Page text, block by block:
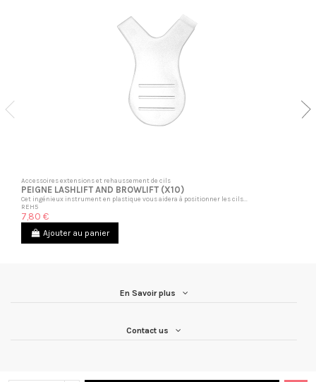
Accessoires extensions et rehaussement de cils
PEIGNE LASHLIFT AND BROWLIFT (X10)
Cet ingénieux instrument en plastique vous aidera à positionner les cils...
REH5
7,80 €
Ajouter au panier
En Savoir plus
Contact us